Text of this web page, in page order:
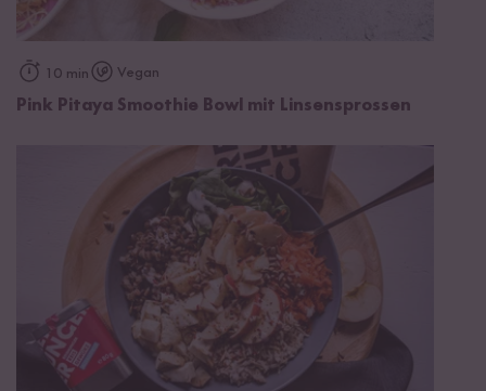
10 min Vegan
Pink Pitaya Smoothie Bowl mit Linsensprossen